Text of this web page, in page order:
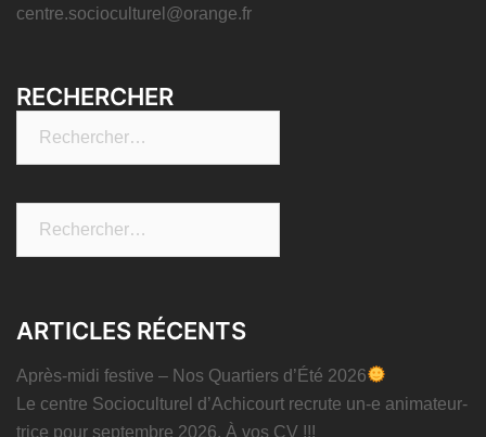
centre.socioculturel@orange.fr
RECHERCHER
ARTICLES RÉCENTS
Après-midi festive – Nos Quartiers d’Été 2026
Le centre Socioculturel d’Achicourt recrute un-e animateur-
trice pour septembre 2026. À vos CV !!!